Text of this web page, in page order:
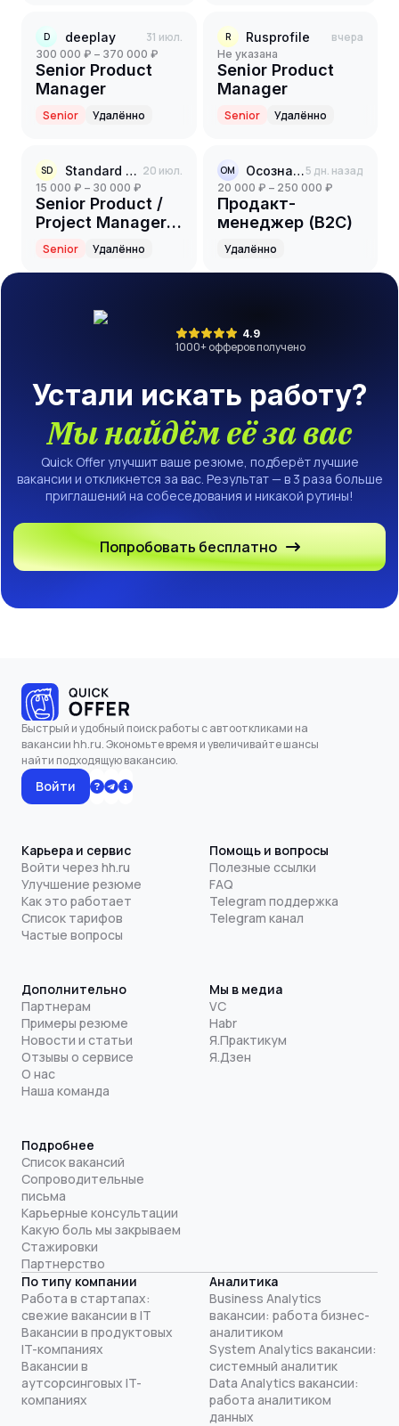
дизайна
интерьера
D deeplay 31 июл.
300 000 ₽ – 370 000 ₽
Senior Product
Manager
Senior Удалённо
R Rusprofile вчера
Не указана
Senior Product
Manager
Senior Удалённо
SD Standard Data 20 июл.
15 000 ₽ – 30 000 ₽
Senior Product /
Project Manager
(Автор и
преподаватель
курса GenAI)
Senior Удалённо
ОМ Осознанная меркантильность5 дн. назад
20 000 ₽ – 250 000 ₽
Продакт-
менеджер (B2C)
Удалённо
4.9
1000+ офферов получено
Устали искать работу?
Мы найдём её за вас
Quick Offer улучшит ваше резюме, подберёт лучшие
вакансии и откликнется за вас. Результат — в 3 раза больше
приглашений на собеседования и никакой рутины!
Попробовать бесплатно
Быстрый и удобный поиск работы с автооткликами на
вакансии hh.ru. Экономьте время и увеличивайте шансы
найти подходящую вакансию.
Войти
Карьера и сервис
Войти через hh.ru
Улучшение резюме
Как это работает
Список тарифов
Частые вопросы
Помощь и вопросы
Полезные ссылки
FAQ
Telegram поддержка
Telegram канал
Дополнительно
Партнерам
Примеры резюме
Новости и статьи
Отзывы о сервисе
О нас
Наша команда
Мы в медиа
VC
Habr
Я.Практикум
Я.Дзен
Подробнее
Список вакансий
Сопроводительные
письма
Карьерные консультации
Какую боль мы закрываем
Стажировки
Партнерство
По типу компании
Работа в стартапах:
свежие вакансии в IT
Вакансии в продуктовых
IT-компаниях
Вакансии в
аутсорсинговых IT-
компаниях
Аналитика
Business Analytics
вакансии: работа бизнес-
аналитиком
System Analytics вакансии:
системный аналитик
Data Analytics вакансии:
работа аналитиком
данных